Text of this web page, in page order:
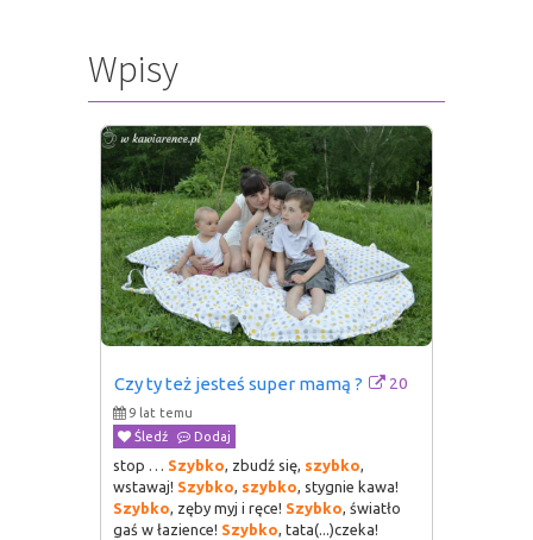
Wpisy
Czy ty też jesteś super mamą ? 20
9 lat temu
Śledź
Dodaj
stop … Szybko, zbudź się, szybko,
wstawaj! Szybko, szybko, stygnie kawa!
Szybko, zęby myj i ręce! Szybko, światło
gaś w łazience! Szybko, tata(...)czeka!